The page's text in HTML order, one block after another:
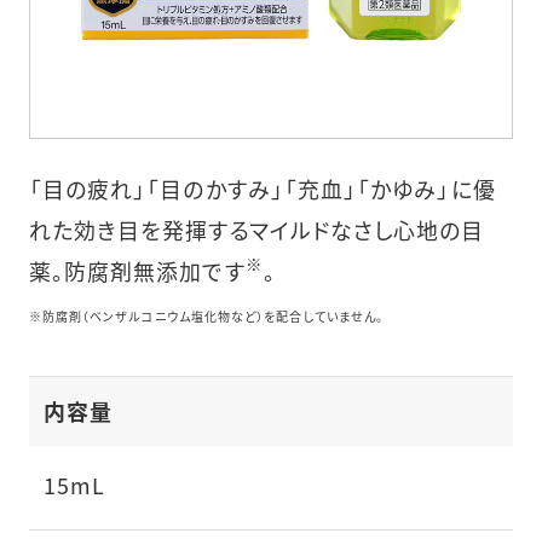
「目の疲れ」「目のかすみ」「充血」「かゆみ」に優
れた効き目を発揮するマイルドなさし心地の目
薬。防腐剤無添加です※。
※防腐剤（ベンザルコニウム塩化物など）を配合していません。
内容量
15mL